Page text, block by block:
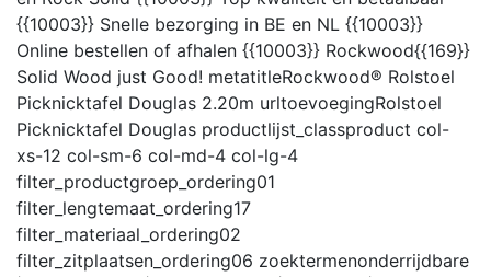
{{10003}} Snelle bezorging in BE en NL {{10003}}
Online bestellen of afhalen {{10003}} Rockwood{{169}}
Solid Wood just Good! metatitleRockwood® Rolstoel
Picknicktafel Douglas 2.20m urltoevoegingRolstoel
Picknicktafel Douglas productlijst_classproduct col-
xs-12 col-sm-6 col-md-4 col-lg-4
filter_productgroep_ordering01
filter_lengtemaat_ordering17
filter_materiaal_ordering02
filter_zitplaatsen_ordering06 zoektermenonderrijdbare